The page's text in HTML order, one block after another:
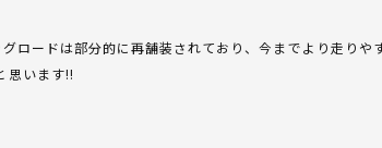
ードは部分的に再舗装されており、今までより走りや
思います!!